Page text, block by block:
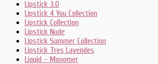
Lipstick 3.0
Lipstick 4 You Collection
Lipstick Collection
Lipstick Nude
Lipstick Summer Collection
Lipstick Tres Lavendes
Liquid - Monomer